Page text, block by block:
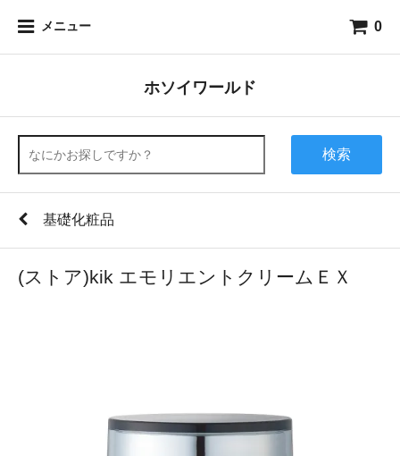
メニュー 0
ホソイワールド
検索
基礎化粧品
(ストア)kik エモリエントクリームＥＸ